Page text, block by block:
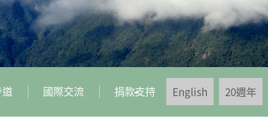
國際交流 捐款支持 English 20週年